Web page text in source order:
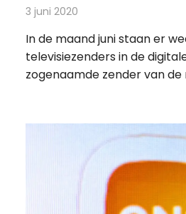
3 juni 2020
In de maand juni staan er
televisiezenders in de
zogenaamde zender van de